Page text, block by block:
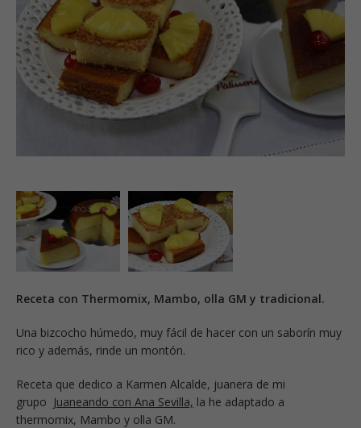
Receta con Thermomix, Mambo, olla GM y tradicional.
Una bizcocho húmedo, muy fácil de hacer con un saborín muy
rico y además, rinde un montón.
Receta que dedico a Karmen Alcalde, juanera de mi
grupo Juaneando con Ana Sevilla, la he adaptado a
thermomix, Mambo y olla GM.